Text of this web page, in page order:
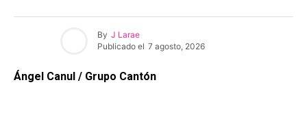
By J Larae
Publicado el 7 agosto, 2026
Ángel Canul / Grupo Cantón